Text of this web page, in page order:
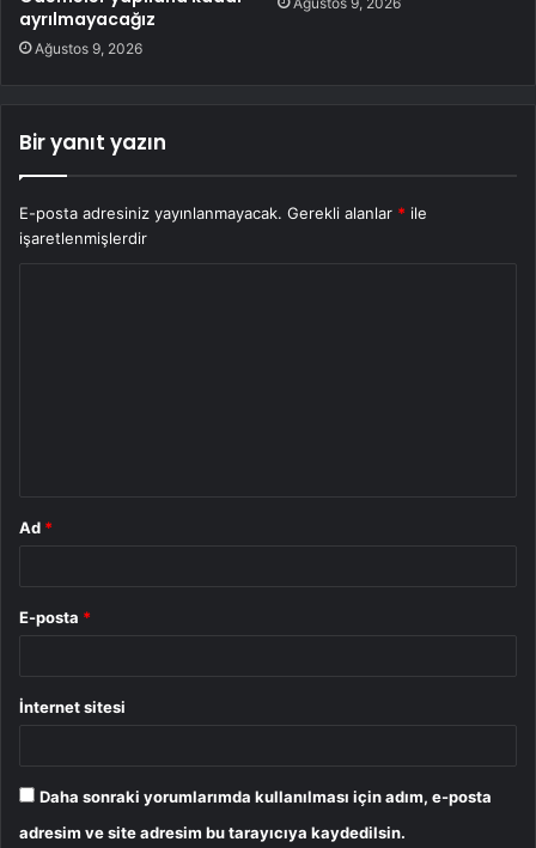
ayrılmayacağız
Ağustos 9, 2026
Bir yanıt yazın
E-posta adresiniz yayınlanmayacak. Gerekli alanlar * ile
işaretlenmişlerdir
Ad *
E-posta *
İnternet sitesi
Daha sonraki yorumlarımda kullanılması için adım, e-posta
adresim ve site adresim bu tarayıcıya kaydedilsin.